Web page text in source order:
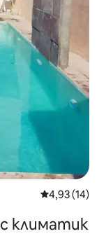
Средна
4,93 (14)
климатик